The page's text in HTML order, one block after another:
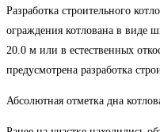
Разработка строительного
ограждения котлована в виде
20.0 м или в естественных
предусмотрена разработка
Абсолютная отметка дна